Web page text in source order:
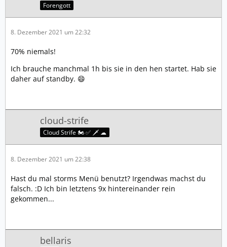
Forengott
8. Dezember 2021 um 22:32
70% niemals!
Ich brauche manchmal 1h bis sie in den hen startet. Hab sie
daher auf standby. 😄
cloud-strife
Cloud Strife 🏍️ ✅ 🗡️ ☁
8. Dezember 2021 um 22:38
Hast du mal storms Menü benutzt? Irgendwas machst du
falsch. :D Ich bin letztens 9x hintereinander rein
gekommen...
bellaris